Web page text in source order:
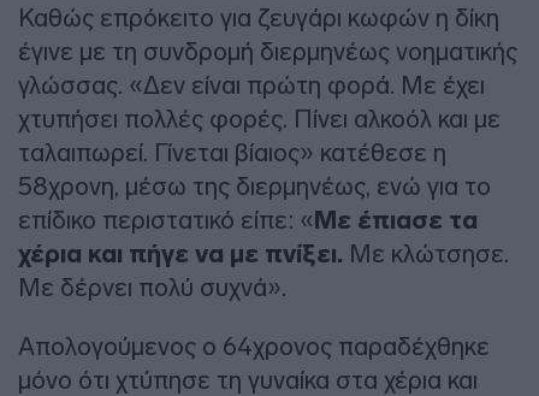
Καθώς επρόκειτο για ζευγάρι κωφών η δίκη
έγινε με τη συνδρομή διερμηνέως νοηματικής
γλώσσας. «Δεν είναι πρώτη φορά. Με έχει
χτυπήσει πολλές φορές. Πίνει αλκοόλ και με
ταλαιπωρεί. Γίνεται βίαιος» κατέθεσε η
58χρονη, μέσω της διερμηνέως, ενώ για το
επίδικο περιστατικό είπε: « Με έπιασε τα
χέρια και πήγε να με πνίξει. Με κλώτσησε.
Με δέρνει πολύ συχνά».
Απολογούμενος ο 64χρονος παραδέχθηκε
μόνο ότι χτύπησε τη γυναίκα στα χέρια και